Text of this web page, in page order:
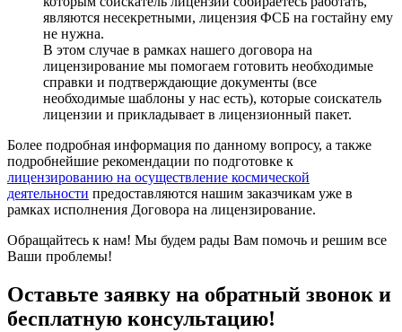
являются несекретными, лицензия ФСБ на гостайну ему
не нужна.
В этом случае в рамках нашего договора на
лицензирование мы помогаем готовить необходимые
справки и подтверждающие документы (все
необходимые шаблоны у нас есть), которые соискатель
лицензии и прикладывает в лицензионный пакет.
Более подробная информация по данному вопросу, а также
подробнейшие рекомендации по подготовке к
лицензированию на осуществление космической
деятельности предоставляются нашим заказчикам уже в
рамках исполнения Договора на лицензирование.
Обращайтесь к нам! Мы будем рады Вам помочь и решим все
Ваши проблемы!
Оставьте заявку на обратный звонок и
бесплатную консультацию!